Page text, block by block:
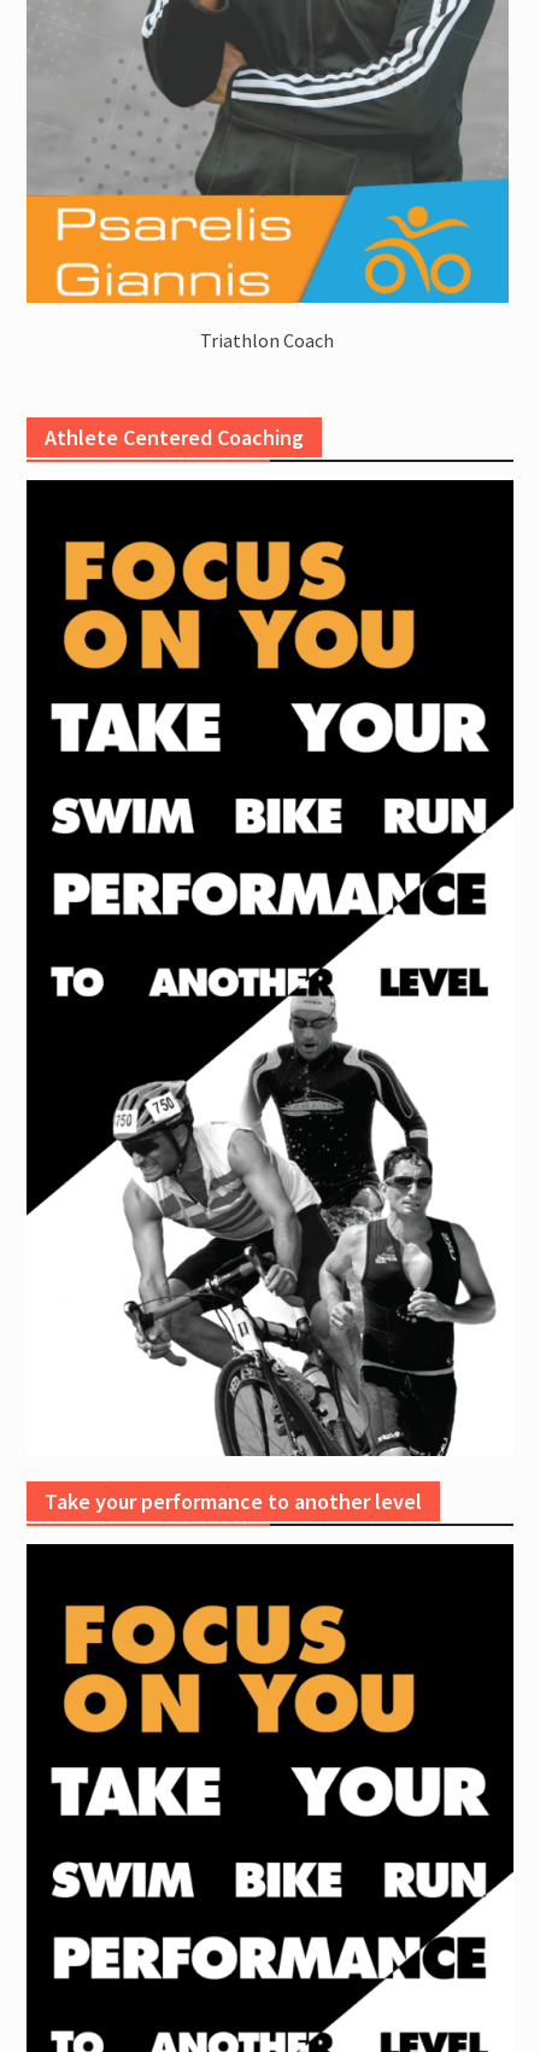
Triathlon Coach
Athlete Centered Coaching
Take your performance to another level